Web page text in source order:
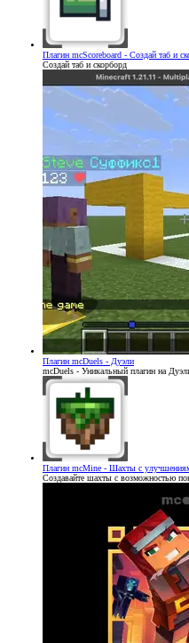
Плагин mcScoreboard - Создай таб и
Создай таб и скорборд
Плагин mcDuels - Дуэли
mcDuels - Уникальный плагин на
Плагин mcMine - Шахты с
Создавайте шахты с возможностью